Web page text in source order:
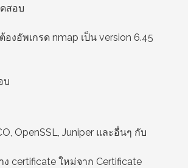
สอบ
งอัพเกรด nmap เป็น version 6.45
บ
OpenSSL, Juniper และอื่นๆ กับ
certificate ใหม่จาก Certificate